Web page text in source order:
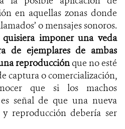
en aquellas zonas donde
o mensajes sonoros.
imponer una veda
de ejemplares de ambas
reproducciónque no esté
captura o comercialización,
que si los machos
es señal de que una nueva
reproducción debería ser